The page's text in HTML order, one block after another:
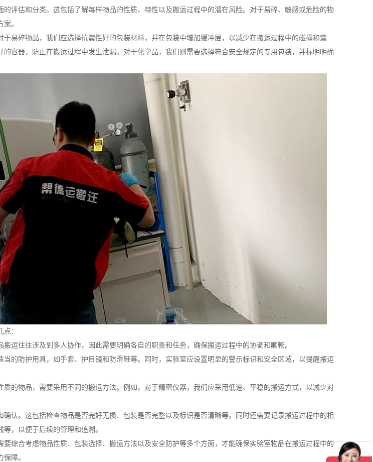
的评估和分类。这包括了解每样物品的性质、特性以及搬运过程中的潜在风险。对于易碎、敏感或危险的物
。
于易碎物品，我们应选择抗震性好的包装材料，并在包装中增加缓冲层，以减少在搬运过程中的碰撞和震
容器，防止在搬运过程中发生泄漏。对于化学品，我们则需要选择符合安全规定的专用包装，并标明明确
：
运往往涉及到多人协作，因此需要明确各自的职责和任务，确保搬运过程中的协调和顺畅。
当的防护用具，如手套、护目镜和防滑鞋等。同时，实验室应设置明显的警示标识和安全区域，以提醒搬运
质的物品，需要采用不同的搬运方法。例如，对于精密仪器，我们应采用低速、平稳的搬运方式，以减少对
认。这包括检查物品是否完好无损、包装是否完整以及标识是否清晰等。同时还需要记录搬运过程中的相
，以便于后续的管理和追溯。
要综合考虑物品性质、包装选择、搬运方法以及安全防护等多个方面，才能确保实验室物品在搬运过程中的
障。